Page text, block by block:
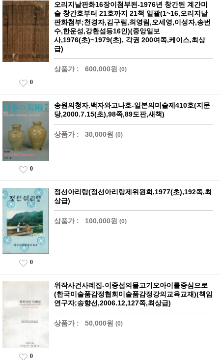
오리지날판화16장이첨부된-1976년 창간된 계간미
술 창간호부터 21호까지 21책 일괄(1~16,오리지날
판화첨부;천경자,김구림,최영림,오세영,이성자,송번
수,한운성,강환섭등16인)(중앙일보
사,1976(초)~1979(초), 각권 200여쪽,케이스,최상
급)
상품가 : 600,000원 (0)
0
송원의청자.백자와고나호-일본의미술제410호(지문
당,2000.7.15(초),98쪽,89도판,새책)
상품가 : 30,000원 (0)
0
정선아리랑(정선아리랑제위원회,1977(초),192쪽,최
상급)
상품가 : 100,000원 (0)
0
위작사건사례집-이중섭의물고기오아이를중심으로
(한국미술품감정협회미술품감정강의교육교재)(책임
연구자;송향선,2006.12,127쪽,최상급)
상품가 : 50,000원 (0)
0